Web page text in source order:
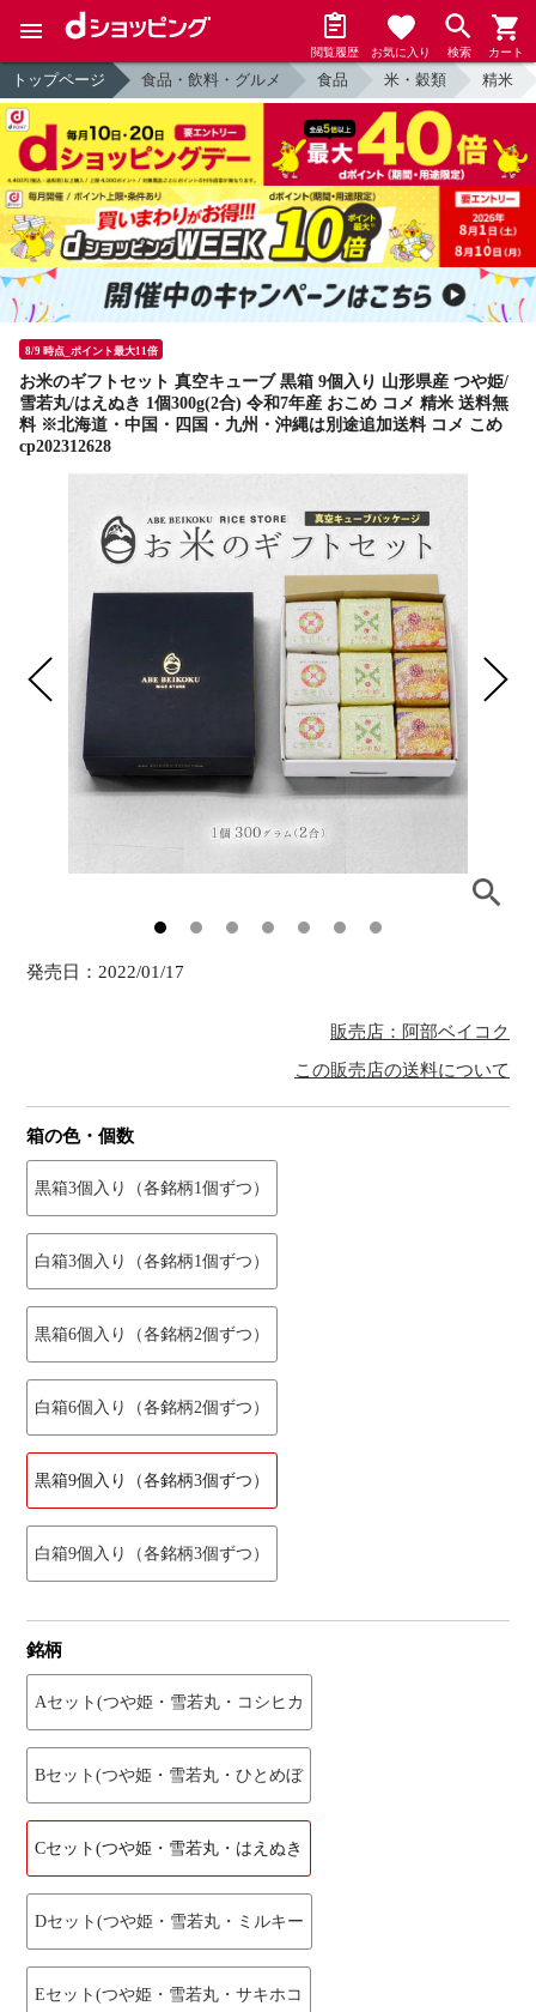
閲覧履歴 お気に入り 検索 カート
トップページ 食品・飲料・グルメ 食品 米・穀類 精米
8/9 時点_ポイント最大11倍
お米のギフトセット 真空キューブ 黒箱 9個入り 山形県産 つや姫/
雪若丸/はえぬき 1個300g(2合) 令和7年産 おこめ コメ 精米 送料無
料 ※北海道・中国・四国・九州・沖縄は別途追加送料 コメ こめ
cp202312628
発売日： 2022/01/17
販売店：阿部ベイコク
この販売店の送料について
箱の色・個数
黒箱3個入り（各銘柄1個ずつ）
白箱3個入り（各銘柄1個ずつ）
黒箱6個入り（各銘柄2個ずつ）
白箱6個入り（各銘柄2個ずつ）
黒箱9個入り（各銘柄3個ずつ）
白箱9個入り（各銘柄3個ずつ）
銘柄
Aセット(つや姫・雪若丸・コシヒカ
Bセット(つや姫・雪若丸・ひとめぼ
Cセット(つや姫・雪若丸・はえぬき
Dセット(つや姫・雪若丸・ミルキー
Eセット(つや姫・雪若丸・サキホコ